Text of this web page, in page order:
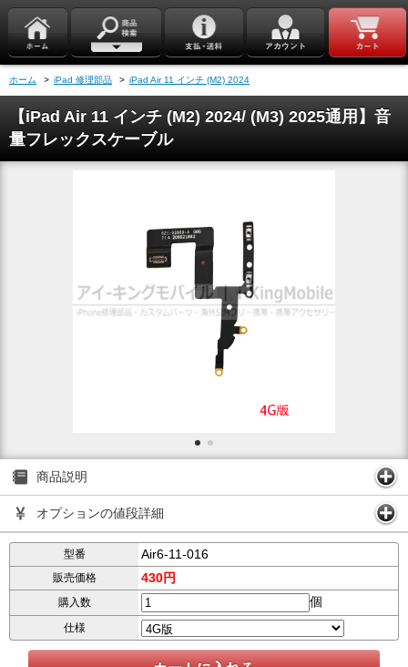
ホーム > iPad 修理部品 > iPad Air 11 インチ (M2) 2024
【iPad Air 11 インチ (M2) 2024/ (M3) 2025通用】音
量フレックスケーブル
商品説明
オプションの値段詳細
型番 Air6-11-016
販売価格 430円
購入数 個
仕様